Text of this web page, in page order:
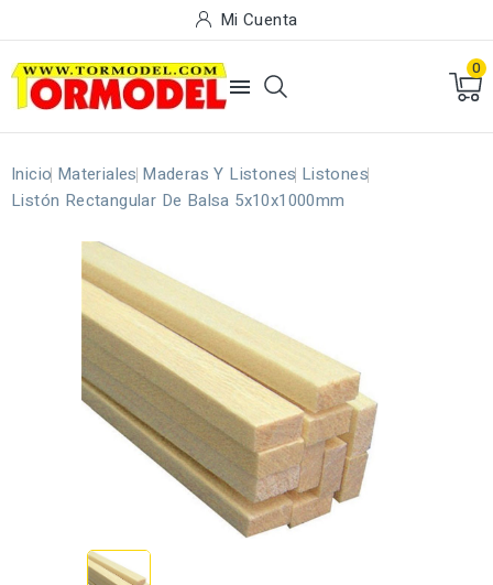
Mi Cuenta

0
Inicio Materiales Maderas Y Listones Listones
Listón Rectangular De Balsa 5x10x1000mm